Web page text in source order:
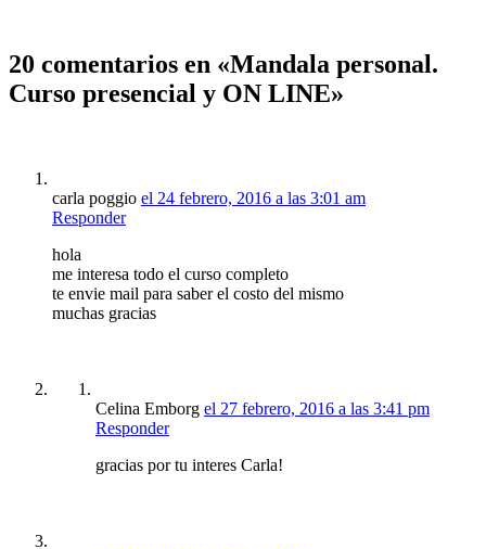
20 comentarios en «Mandala personal.
Curso presencial y ON LINE»
carla poggio el 24 febrero, 2016 a las 3:01 am
Responder
hola
me interesa todo el curso completo
te envie mail para saber el costo del mismo
muchas gracias
Celina Emborg el 27 febrero, 2016 a las 3:41 pm
Responder
gracias por tu interes Carla!